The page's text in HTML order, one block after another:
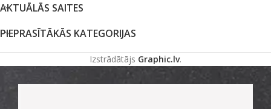
AKTUĀLĀS SAITES
PIEPRASĪTĀKĀS KATEGORIJAS
Izstrādātājs Graphic.lv.